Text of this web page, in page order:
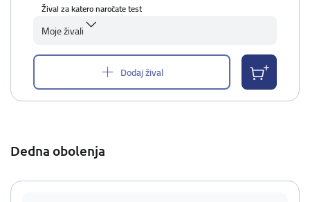
Žival za katero naročate test
Moje živali
Dodaj žival
Dedna obolenja